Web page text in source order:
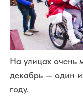
На улицах очень
декабрь — один
году.